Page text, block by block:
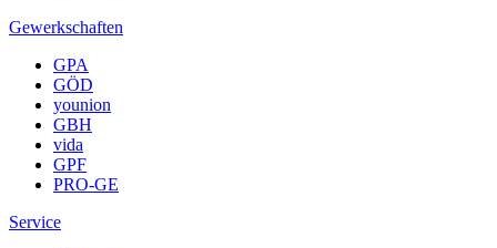
Gewerkschaften
GPA
GÖD
younion
GBH
vida
GPF
PRO-GE
Service